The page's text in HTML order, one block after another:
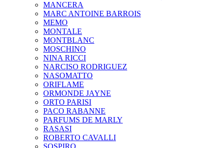
MANCERA
MARC ANTOINE BARROIS
MEMO
MONTALE
MONTBLANC
MOSCHINO
NINA RICCI
NARCISO RODRIGUEZ
NASOMATTO
ORIFLAME
ORMONDE JAYNE
ORTO PARISI
PACO RABANNE
PARFUMS DE MARLY
RASASI
ROBERTO CAVALLI
SOSPIRO